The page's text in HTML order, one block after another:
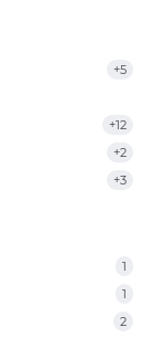
+5
+12
+2
+3
1
1
2